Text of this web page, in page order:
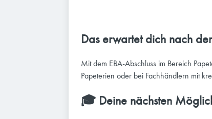
Das erwartet dich nach
Mit dem EBA-Abschluss im Bereich
Papeterien oder bei Fachhändlern mit
🎓 Deine nächsten